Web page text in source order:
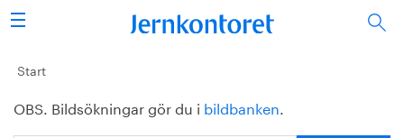
Sök
Stålindustrin
Vision 2050
Start
OBS. Bildsökningar gör du i bildbanken.